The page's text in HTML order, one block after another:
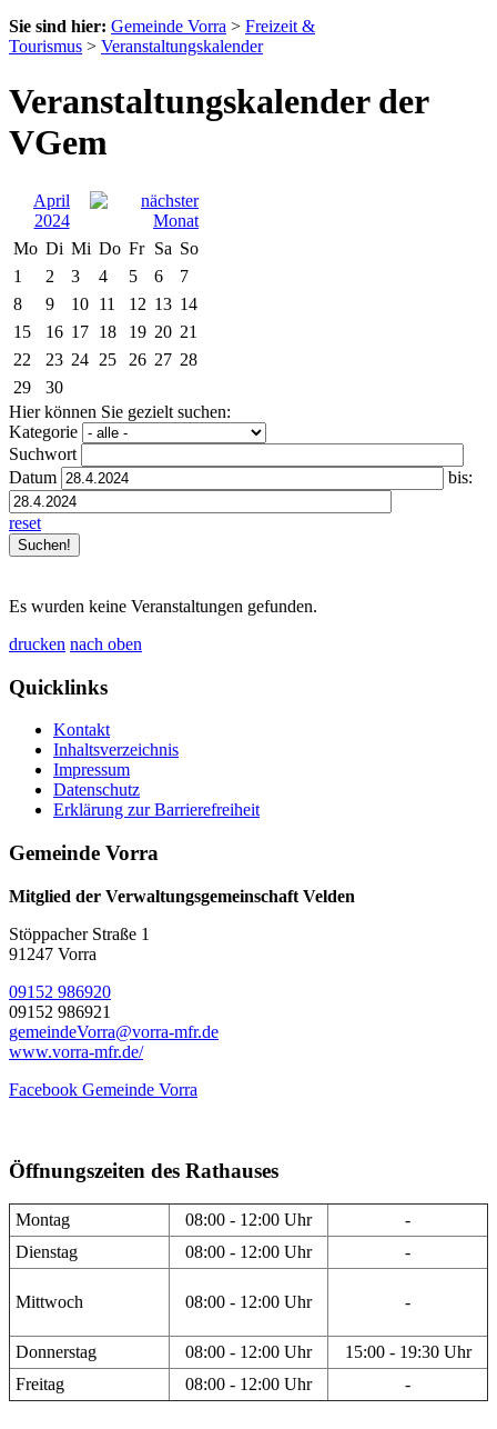
Sie sind hier: Gemeinde Vorra > Freizeit &
Tourismus > Veranstaltungskalender
Veranstaltungskalender der
VGem
April
2024
Mo Di Mi Do Fr Sa So
1
2 3 4 5 6
7
8
9 10 11 12 13 14
15
16 17 18 19 20 21
22
23 24 25 26 27 28
29
30
Hier können Sie gezielt suchen:
Kategorie
Suchwort
Datum
bis:
reset
Es wurden keine Veranstaltungen gefunden.
drucken nach oben
Quicklinks
Kontakt
Inhaltsverzeichnis
Impressum
Datenschutz
Erklärung zur Barrierefreiheit
Gemeinde Vorra
Mitglied der Verwaltungsgemeinschaft Velden
Stöppacher Straße 1
91247 Vorra
09152 986920
09152 986921
gemeindeVorra@vorra-mfr.de
www.vorra-mfr.de/
Facebook Gemeinde Vorra
Öffnungszeiten des Rathauses
Montag 08:00 - 12:00 Uhr
-
Dienstag
08:00 - 12:00 Uhr -
Mittwoch 08:00 - 12:00 Uhr -
Donnerstag 08:00 - 12:00 Uhr
15:00 - 19:30 Uhr
Freitag
08:00 - 12:00 Uhr -